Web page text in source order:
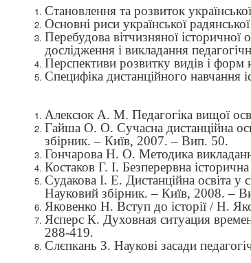
Становлення та розвиток
Основні риси української
Перебудова вітчизняної
дослідження і викладання
Перспективи розвитку видів і форм
Специфіка дистанційного навчання
Алексюк А. М. Педагогіка вищої
Гайша О. О. Сучасна дистанційна
збірник. – Київ, 2007. – Вип. 50.
Гончарова Н. О. Методика
Костаков Г. І. Безперервна
Судакова І. Е. Дистанційна освіта у
Науковий збірник. – Київ, 2008. –
Яковенко Н. Вступ до історії / Н.
Ясперс К. Духовная ситуация
288-419.
Слєпкань З. Наукові засади